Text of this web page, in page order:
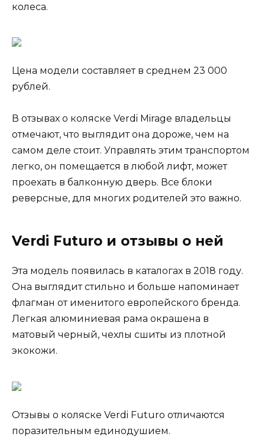
колеса.
Цена модели составляет в среднем 23 000
рублей.
В отзывах о коляске Verdi Mirage владельцы
отмечают, что выглядит она дороже, чем на
самом деле стоит. Управлять этим транспортом
легко, он помещается в любой лифт, может
проехать в балконную дверь. Все блоки
реверсные, для многих родителей это важно.
Verdi Futuro и отзывы о ней
Эта модель появилась в каталогах в 2018 году.
Она выглядит стильно и больше напоминает
флагман от именитого европейского бренда.
Легкая алюминиевая рама окрашена в
матовый черный, чехлы сшиты из плотной
экокожи.
Отзывы о коляске Verdi Futuro отличаются
поразительным единодушием.